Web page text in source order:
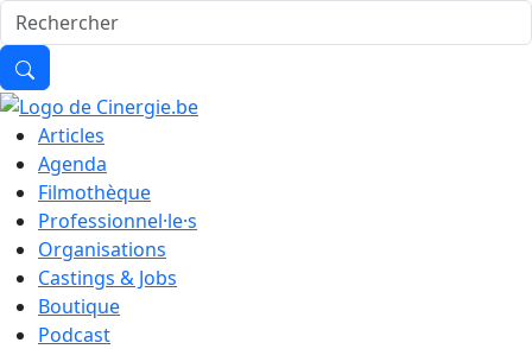
Articles
Agenda
Filmothèque
Professionnel·le·s
Organisations
Castings & Jobs
Boutique
Podcast